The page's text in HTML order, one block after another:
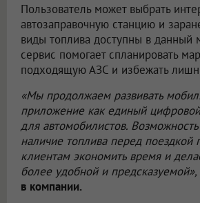
Пользователь может выбрать
автозаправочную станцию и
виды топлива доступны в данный
сервис помогает спланировать
подходящую АЗС и избежать
«Мы продолжаем развивать
приложение как единый
для автомобилистов.
наличие топлива перед поездкой
клиентам экономить время и
более удобной и предсказуемой»,
в компании.